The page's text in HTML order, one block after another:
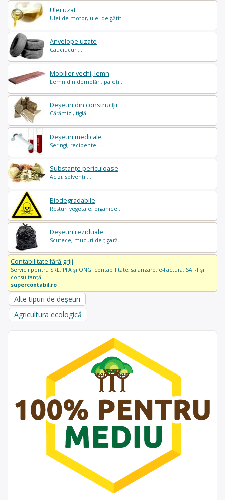
Ulei uzat
Ulei de motor, ulei de gătit...
Anvelope uzate
Cauciucuri...
Mobilier vechi, lemn
Lemn din demolări, paleți...
Deșeuri din construcții
Cărămizi, tiglă...
Deșeuri medicale
Seringi, recipente ...
Substanțe periculoase
Acizi, solvenți ...
Biodegradabile
Resturi vegetale, organice..
Deșeuri reziduale
Scutece, mucuri de țigară..
Contabilitate fără griji
Servicii pentru SRL, PFA și ONG: contabilitate, salarizare, e-Factura, SAF-T și
consultanță.
supercontabil.ro
Alte tipuri de deșeuri
Agricultura ecologică